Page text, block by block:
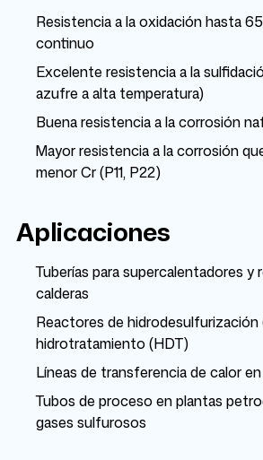
Resistencia a la oxidación hasta
continuo
Excelente resistencia a la
azufre a alta temperatura)
Buena resistencia a la corrosión
Mayor resistencia a la corrosión
menor Cr (P11, P22)
Aplicaciones
Tuberías para supercalentadores y
calderas
Reactores de hidrodesulfurización
hidrotratamiento (HDT)
Líneas de transferencia de calor
Tubos de proceso en plantas
gases sulfurosos